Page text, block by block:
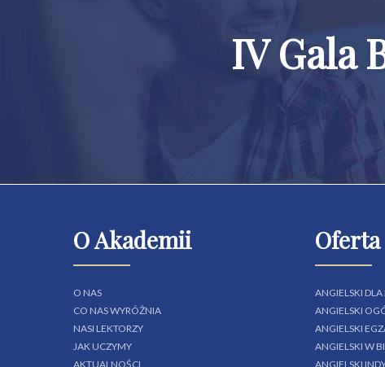
IV Gala
O Akademii
O NAS
CO NAS WYRÓŻNIA
NASI LEKTORZY
JAK UCZYMY
AKTUALNOŚCI
Oferta
ANGIELSKI DLA
ANGIELSKI
ANGIELSKI
ANGIELSKI W
ANGIELSKI